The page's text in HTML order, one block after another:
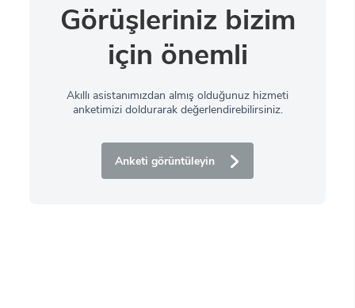
Görüşleriniz bizim
için önemli
Akıllı asistanımızdan almış olduğunuz hizmeti
anketimizi doldurarak değerlendirebilirsiniz.
Anketi görüntüleyin